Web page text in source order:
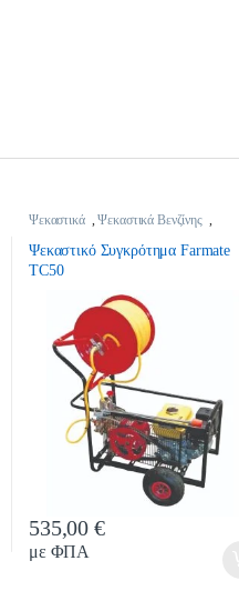
Ψεκαστικά ,Ψεκαστικά Βενζίνης ,
Ψεκαστικό Συγκρότημα Farmate
TC50
535,00€
με ΦΠΑ
Quantity